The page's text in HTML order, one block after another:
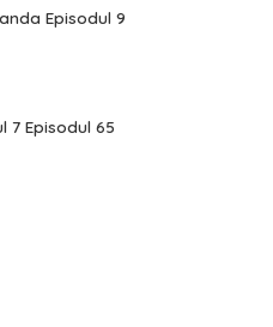
Episodul 9
7 Episodul 65